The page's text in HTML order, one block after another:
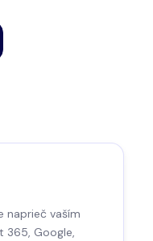
naprieč vaším
365, Google,